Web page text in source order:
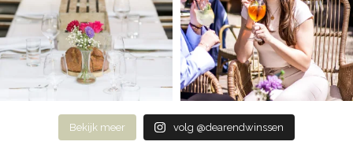
Bekijk meer volg @dearendwinssen